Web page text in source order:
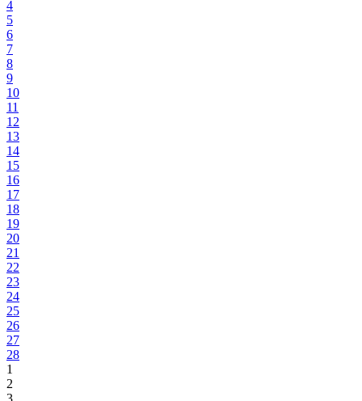
4
5
6
7
8
9
10
11
12
13
14
15
16
17
18
19
20
21
22
23
24
25
26
27
28
1
2